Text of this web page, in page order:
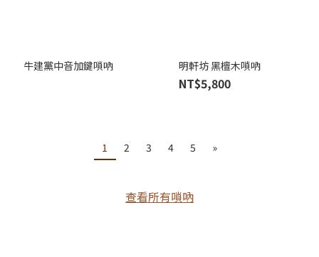
牛建黨中音加鍵嗩吶 明軒坊 黑檀木嗩吶
NT$5,800
1 2 3 4 5 »
查看所有嗩吶